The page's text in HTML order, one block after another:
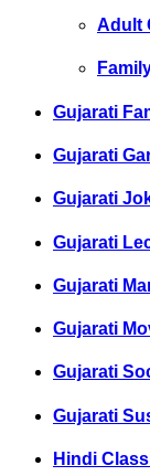
Adult
Gujarati
Gujarati
Gujarati
Gujarati
Gujarati
Gujarati
Gujarati
Gujarati
Hindi